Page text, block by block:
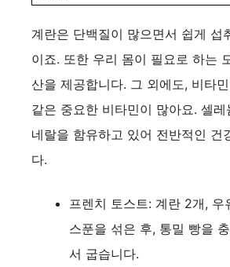
계란은 단백질이 많으면서 쉽게 섭
이죠. 또한 우리 몸이 필요로 하는
산을 제공합니다. 그 외에도, 비타
같은 중요한 비타민이 많아요. 셀
네랄을 함유하고 있어 전반적인 건
다.
프렌치 토스트: 계란 2개, 우
스푼을 섞은 후, 통밀 빵을
서 굽습니다.